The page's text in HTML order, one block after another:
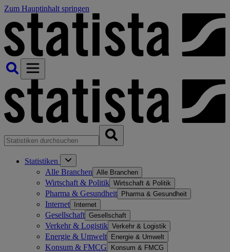
Zum Hauptinhalt springen
Statistiken
Alle Branchen Alle Branchen
Wirtschaft & Politik Wirtschaft & Politik
Pharma & Gesundheit Pharma & Gesundheit
Internet Internet
Gesellschaft Gesellschaft
Verkehr & Logistik Verkehr & Logistik
Energie & Umwelt Energie & Umwelt
Konsum & FMCG Konsum & FMCG